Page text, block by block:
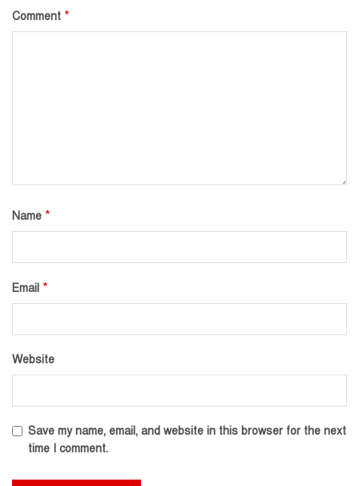
Comment *
Name *
Email *
Website
Save my name, email, and website in this browser for the next
time I comment.